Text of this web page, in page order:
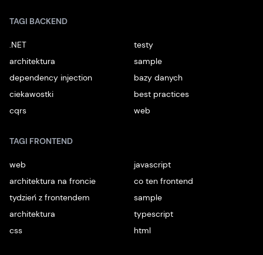
TAGI BACKEND
.NET
testy
architektura
sample
dependency injection
bazy danych
ciekawostki
best practices
cqrs
web
TAGI FRONTEND
web
javascript
architektura na froncie
co ten frontend
tydzień z frontendem
sample
architektura
typescript
css
html